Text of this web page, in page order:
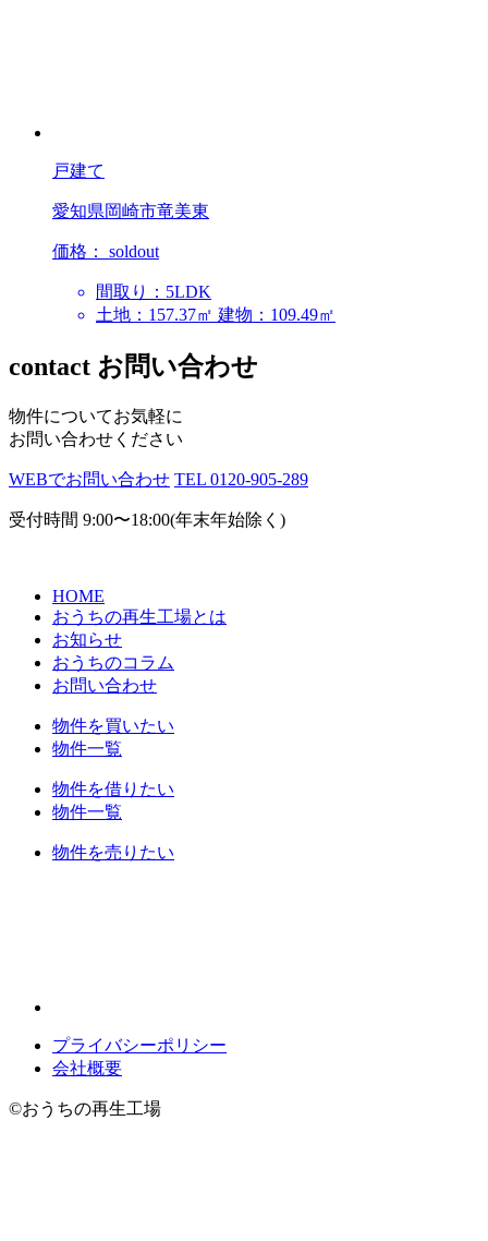
戸建て
愛知県岡崎市竜美東
価格： soldout
間取り：5LDK
土地：157.37㎡ 建物：109.49㎡
contact お問い合わせ
物件についてお気軽に
お問い合わせください
WEBでお問い合わせ TEL 0120-905-289
受付時間 9:00〜18:00(年末年始除く)
HOME
おうちの再生工場とは
お知らせ
おうちのコラム
お問い合わせ
物件を買いたい
物件一覧
物件を借りたい
物件一覧
物件を売りたい
プライバシーポリシー
会社概要
©おうちの再生工場